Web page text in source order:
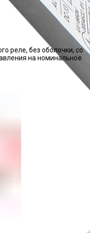
реле, без оболочки, со
на номинальное